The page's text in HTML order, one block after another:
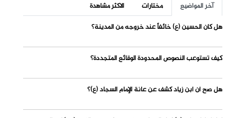
آخر المواضيع مختارات
الاكثر مشاهدة
هل كان الحسين (ع) خائفاً عند خروجه من المدينة؟
كيف تستوعب النصوص المحدودة الوقائع المتجددة؟
هل صح أن ابن زياد كشف عن عانة الإمام السجاد (ع)؟